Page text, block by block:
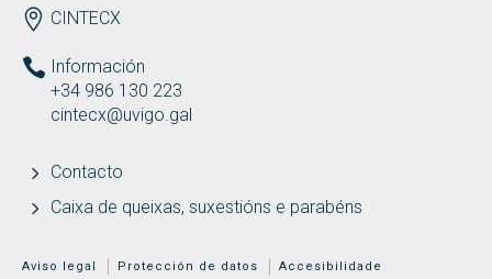
ENDEREZO
CINTECX
Información
+34 986 130 223
cintecx@uvigo.gal
Contacto
Caixa de queixas, suxestións e parabéns
MENÚ ADICIONAL
Aviso legal Protección de datos Accesibilidade